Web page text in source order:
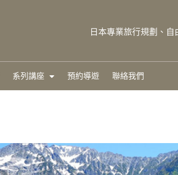
日本專業旅行規劃、自
系列講座 預約導遊 聯絡我們